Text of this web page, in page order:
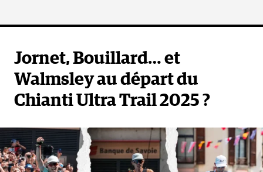
Jornet, Bouillard… et
Walmsley au départ du
Chianti Ultra Trail 2025 ?